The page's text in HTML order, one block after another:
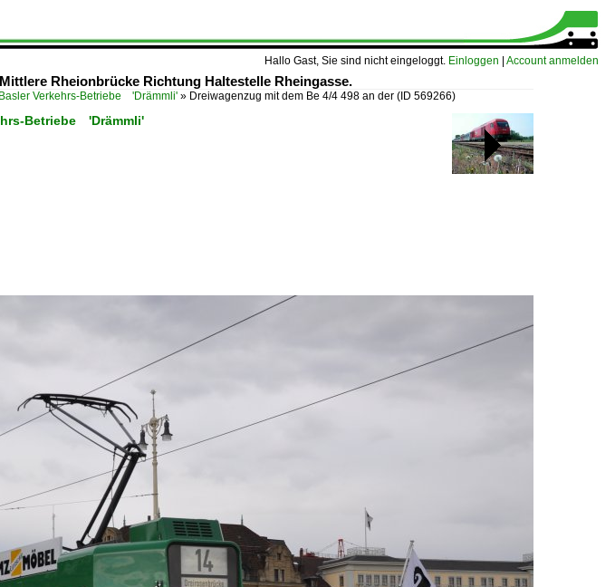
Hallo Gast, Sie sind nicht eingeloggt. Einloggen Account anmelden
Rheionbrücke Richtung Haltestelle Rheingasse.
Verkehrs-Betriebe 'Drämmli' » Dreiwagenzug mit dem Be 4/4 498 an der (ID 569266)
Betriebe 'Drämmli'